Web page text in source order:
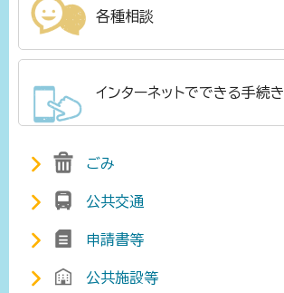
各種相談
インターネットでできる手続き
ごみ
公共交通
申請書等
公共施設等